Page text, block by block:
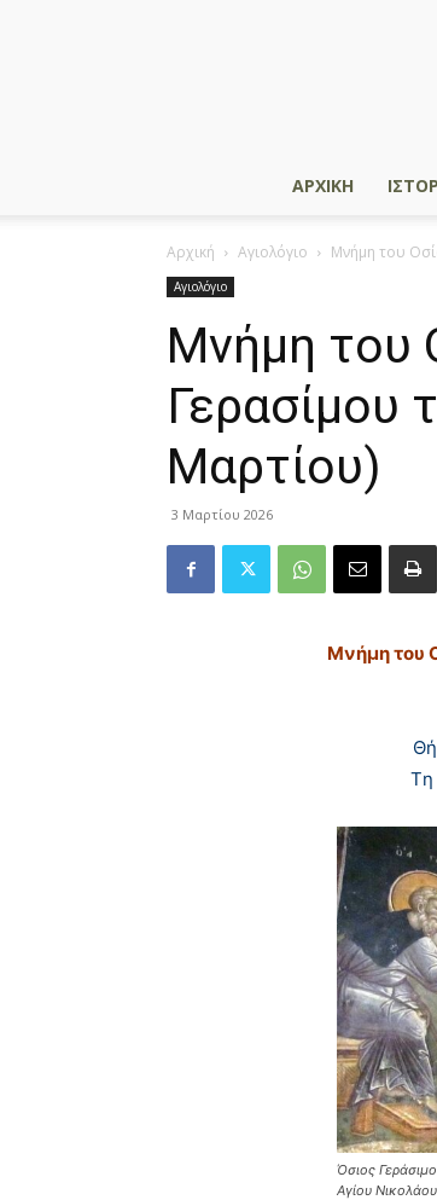
ΑΡΧΙΚΗ
Αρχική Αγιολόγιο Μνήμη του
Αγιολόγιο
Μνήμη του
Γερασίμου
Μαρτίου)
3 Μαρτίου 2026
Μνήμη του
Tη
Όσιος
Αγίου